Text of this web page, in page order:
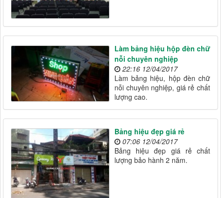
Làm bảng hiệu hộp đèn chữ
nỗi chuyên nghiệp
22:16 12/04/2017
Làm bảng hiệu, hộp đèn chữ
nỗi chuyên nghiệp, giá rẻ chất
lượng cao.
Bảng hiệu đẹp giá rẻ
07:06 12/04/2017
Bảng hiệu đẹp giá rẻ chất
lượng bảo hành 2 năm.